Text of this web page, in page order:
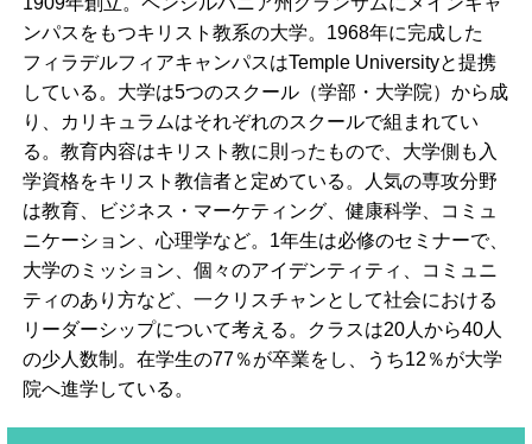
ンパスをもつキリスト教系の大学。1968年に完成した
フィラデルフィアキャンパスはTemple Universityと提携
している。大学は5つのスクール（学部・大学院）から成
り、カリキュラムはそれぞれのスクールで組まれてい
る。教育内容はキリスト教に則ったもので、大学側も入
学資格をキリスト教信者と定めている。人気の専攻分野
は教育、ビジネス・マーケティング、健康科学、コミュ
ニケーション、心理学など。1年生は必修のセミナーで、
大学のミッション、個々のアイデンティティ、コミュニ
ティのあり方など、一クリスチャンとして社会における
リーダーシップについて考える。クラスは20人から40人
の少人数制。在学生の77％が卒業をし、うち12％が大学
院へ進学している。